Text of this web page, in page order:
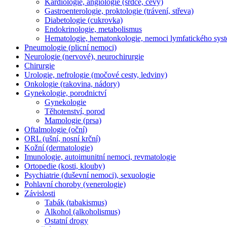
Kardiologie, angiologie (srdce, cévy)
Gastroenterologie, proktologie (trávení, střeva)
Diabetologie (cukrovka)
Endokrinologie, metabolismus
Hematologie, hematonkologie, nemoci lymfatického
Pneumologie (plicní nemoci)
Neurologie (nervové), neurochirurgie
Chirurgie
Urologie, nefrologie (močové cesty, ledviny)
Onkologie (rakovina, nádory)
Gynekologie, porodnictví
Gynekologie
Těhotenství, porod
Mamologie (prsa)
Oftalmologie (oční)
ORL (ušní, nosní krční)
Kožní (dermatologie)
Imunologie, autoimunitní nemoci, revmatologie
Ortopedie (kosti, klouby)
Psychiatrie (duševní nemoci), sexuologie
Pohlavní choroby (venerologie)
Závislosti
Tabák (tabakismus)
Alkohol (alkoholismus)
Ostatní drogy